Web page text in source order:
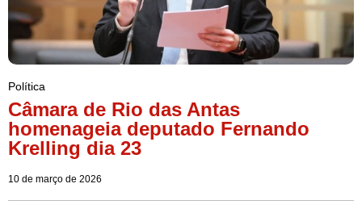
Política
Câmara de Rio das Antas
homenageia deputado Fernando
Krelling dia 23
10 de março de 2026